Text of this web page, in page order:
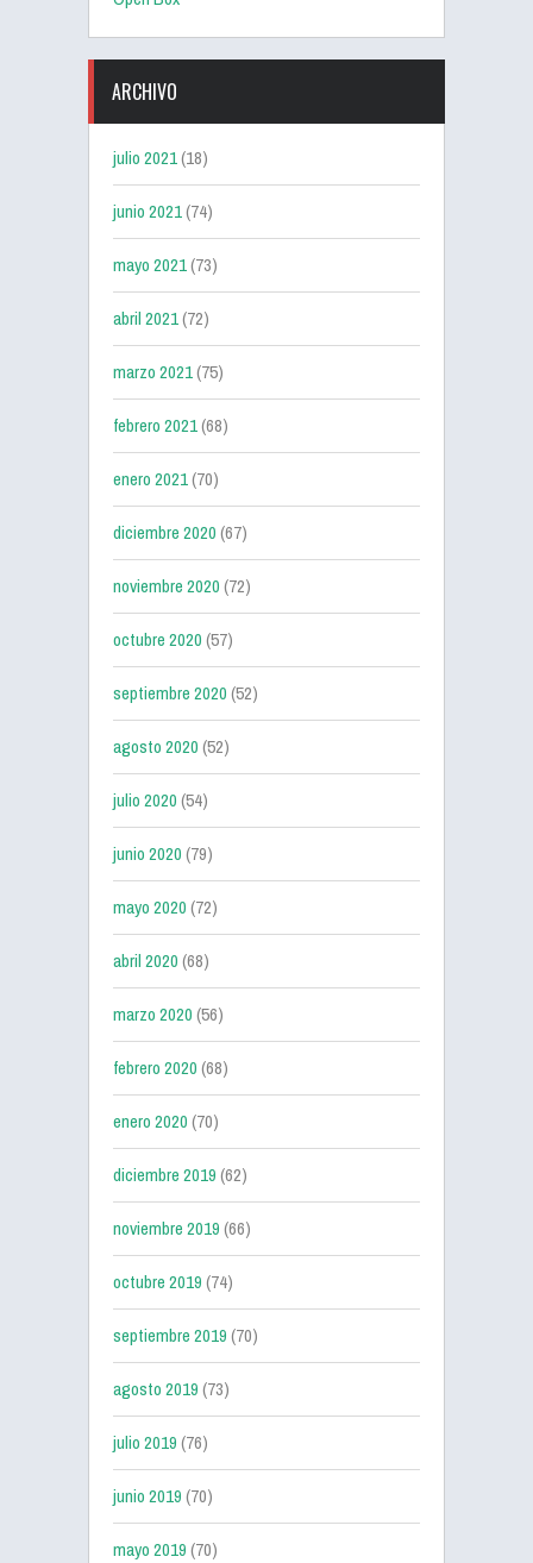
ARCHIVO
julio 2021(18)
junio 2021(74)
mayo 2021(73)
abril 2021(72)
marzo 2021(75)
febrero 2021(68)
enero 2021(70)
diciembre 2020(67)
noviembre 2020(72)
octubre 2020(57)
septiembre 2020(52)
agosto 2020(52)
julio 2020(54)
junio 2020(79)
mayo 2020(72)
abril 2020(68)
marzo 2020(56)
febrero 2020(68)
enero 2020(70)
diciembre 2019(62)
noviembre 2019(66)
octubre 2019(74)
septiembre 2019(70)
agosto 2019(73)
julio 2019(76)
junio 2019(70)
mayo 2019(70)